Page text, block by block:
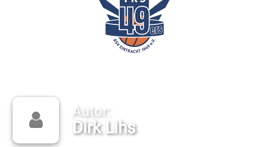
IMPRESSUM & DATENSCHUTZ
Autor:
Dirk Lihs